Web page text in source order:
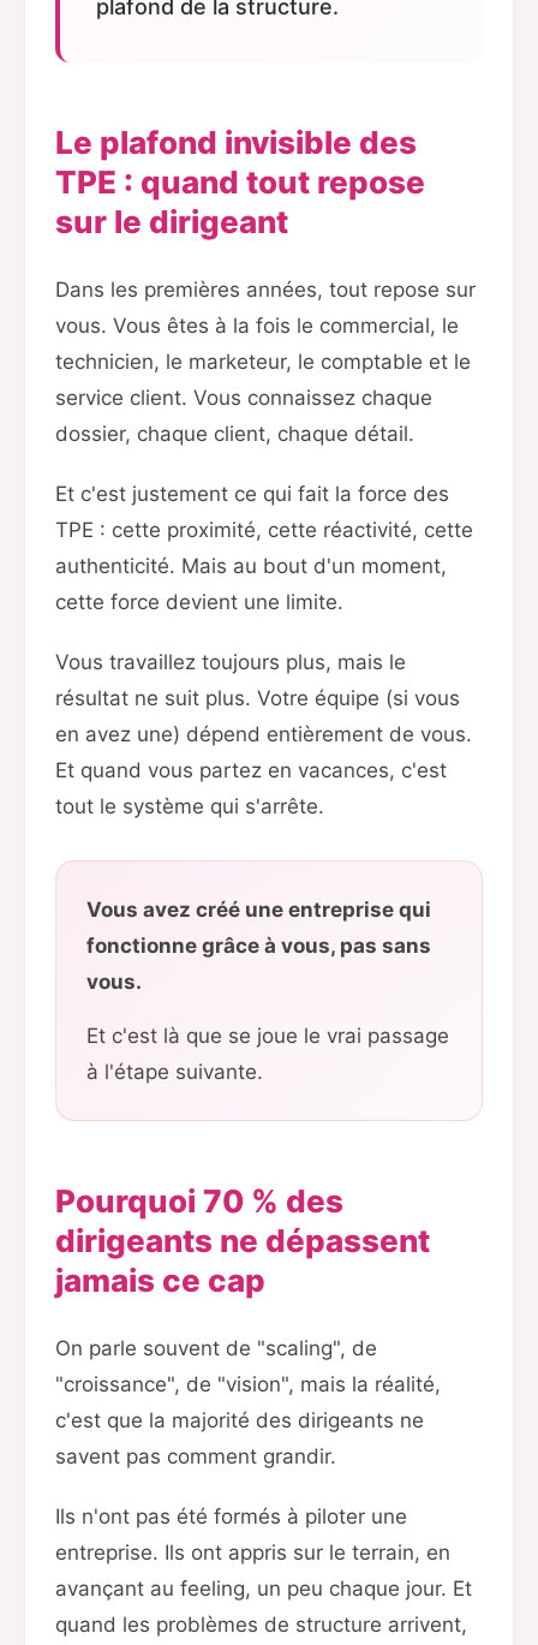
plafond de la structure.
Le plafond invisible des
TPE : quand tout repose
sur le dirigeant
Dans les premières années, tout repose sur
vous. Vous êtes à la fois le commercial, le
technicien, le marketeur, le comptable et le
service client. Vous connaissez chaque
dossier, chaque client, chaque détail.
Et c'est justement ce qui fait la force des
TPE : cette proximité, cette réactivité, cette
authenticité. Mais au bout d'un moment,
cette force devient une limite.
Vous travaillez toujours plus, mais le
résultat ne suit plus. Votre équipe (si vous
en avez une) dépend entièrement de vous.
Et quand vous partez en vacances, c'est
tout le système qui s'arrête.
Vous avez créé une entreprise qui
fonctionne grâce à vous, pas sans
vous.
Et c'est là que se joue le vrai passage
à l'étape suivante.
Pourquoi 70 % des
dirigeants ne dépassent
jamais ce cap
On parle souvent de "scaling", de
"croissance", de "vision", mais la réalité,
c'est que la majorité des dirigeants ne
savent pas comment grandir.
Ils n'ont pas été formés à piloter une
entreprise. Ils ont appris sur le terrain, en
avançant au feeling, un peu chaque jour. Et
quand les problèmes de structure arrivent,